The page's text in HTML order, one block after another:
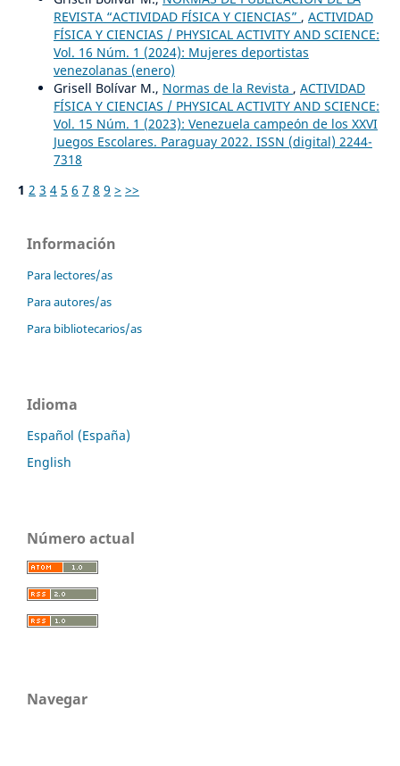
REVISTA “ACTIVIDAD FÍSICA Y CIENCIAS” , ACTIVIDAD
FÍSICA Y CIENCIAS / PHYSICAL ACTIVITY AND SCIENCE:
Vol. 16 Núm. 1 (2024): Mujeres deportistas
venezolanas (enero)
Grisell Bolívar M., Normas de la Revista , ACTIVIDAD
FÍSICA Y CIENCIAS / PHYSICAL ACTIVITY AND SCIENCE:
Vol. 15 Núm. 1 (2023): Venezuela campeón de los XXVI
Juegos Escolares. Paraguay 2022. ISSN (digital) 2244-
7318
1 2 3 4 5 6 7 8 9 > >>
Información
Para lectores/as
Para autores/as
Para bibliotecarios/as
Idioma
Español (España)
English
Número actual
Navegar